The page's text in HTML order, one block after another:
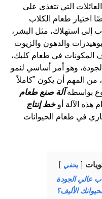
التي تتغذى على
اختيار طعام الكلاب
إلى استهلاك، مثل البشر،
والدهون والزيوت
المكونات في طعام كلبك،
وهو أمر أساسي لنمو
من المهم أن يكون "كاملاً
بواسطةآلة صنع طعام
هذه الآلة أوخط إنتاج
في طعام الحيوانات
يخفي
عالي الجودة
الأليف؟